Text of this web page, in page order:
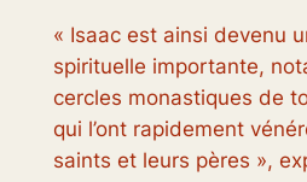
« Isaac est ainsi devenu
spirituelle importante,
cercles monastiques de
qui l’ont rapidement
saints et leurs pères »,